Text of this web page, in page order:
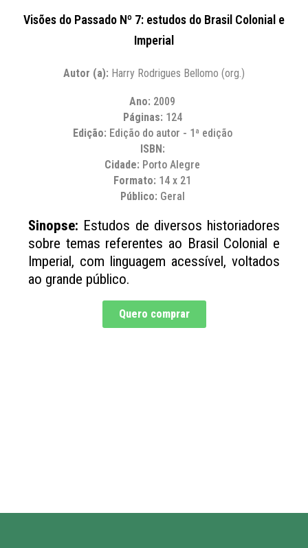
Visões do Passado Nº 7: estudos do Brasil Colonial e
Imperial
Autor (a): Harry Rodrigues Bellomo (org.)
Ano: 2009
Páginas: 124
Edição: Edição do autor - 1ª edição
ISBN:
Cidade: Porto Alegre
Formato: 14 x 21
Público: Geral
Sinopse: Estudos de diversos historiadores
sobre temas referentes ao Brasil Colonial e
Imperial, com linguagem acessível, voltados
ao grande público.
Quero comprar